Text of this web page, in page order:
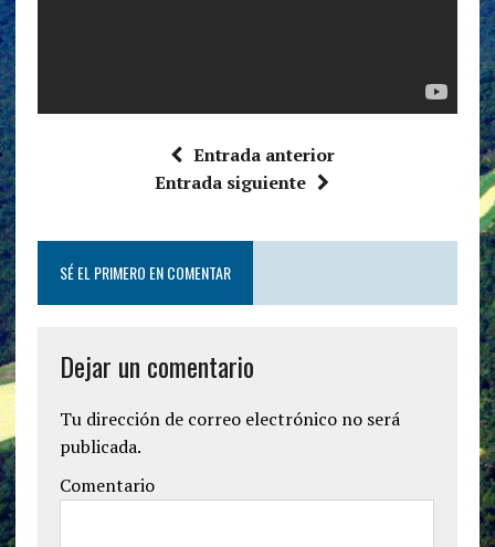
Entrada anterior
Entrada siguiente
SÉ EL PRIMERO EN COMENTAR
Dejar un comentario
Tu dirección de correo electrónico no será
publicada.
Comentario